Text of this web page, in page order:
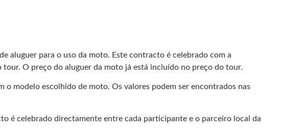
aluguer para o uso da moto. Este contracto é celebrado com a
O preço do aluguer da moto já está incluído no preço do tour.
o modelo escolhido de moto. Os valores podem ser encontrados nas
é celebrado directamente entre cada participante e o parceiro local da